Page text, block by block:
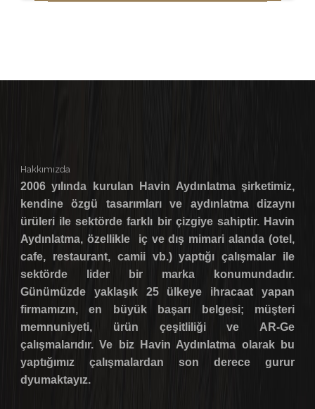
Hakkımızda
2006 yılında kurulan Havin Aydınlatma şirketimiz,
kendine özgü tasarımları ve aydınlatma dizaynı
ürüleri ile sektörde farklı bir çizgiye sahiptir. Havin
Aydınlatma, özellikle iç ve dış mimari alanda (otel,
cafe, restaurant, camii vb.) yaptığı çalışmalar ile
sektörde lider bir marka konumundadır.
Günümüzde yaklaşık 25 ülkeye ihracaat yapan
firmamızın, en büyük başarı belgesi; müşteri
memnuniyeti, ürün çeşitliliği ve AR-Ge
çalışmalarıdır. Ve biz Havin Aydınlatma olarak bu
yaptığımız çalışmalardan son derece gurur
dyumaktayız.